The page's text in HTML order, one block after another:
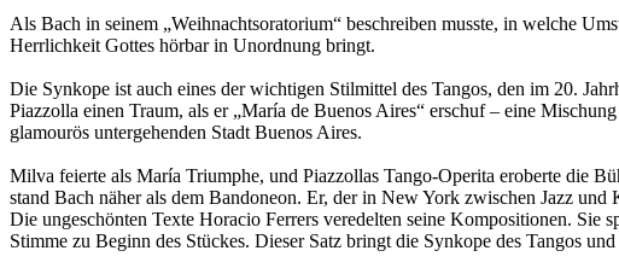
Als Bach in seinem „Weihnachtsoratorium“ beschreiben musste, in welche
Herrlichkeit Gottes hörbar in Unordnung bringt.
Die Synkope ist auch eines der wichtigen Stilmittel des Tangos, den im 20.
Piazzolla einen Traum, als er „María de Buenos Aires“ erschuf – eine
glamourös untergehenden Stadt Buenos Aires.
Milva feierte als María Triumphe, und Piazzollas Tango-Operita eroberte die
stand Bach näher als dem Bandoneon. Er, der in New York zwischen Jazz
Die ungeschönten Texte Horacio Ferrers veredelten seine Kompositionen. Sie
Stimme zu Beginn des Stückes. Dieser Satz bringt die Synkope des Tangos